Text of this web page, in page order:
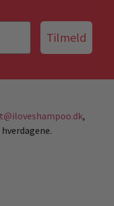
Tilmeld
,